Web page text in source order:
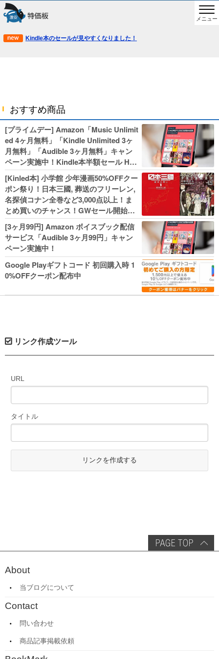
メニュー
Kindle本のセールが見やすくなりました！
おすすめ商品
[プライムデー] Amazon「Music Unlimit
ed 4ヶ月無料」「Kindle Unlimited 3ヶ
月無料」「Audible 3ヶ月無料」キャン
ペーン実施中！Kindle本半額セール HU
NTER×HUNTERなど集英社、無職転生,
幼女戦記などKADOKAWA、キャプテン
翼100円セールも！
[Kinled本] 小学館 少年漫画50%OFFクー
ポン祭り！日本三國, 葬送のフリーレン,
名探偵コナン全巻など3,000点以上！ま
とめ買いのチャンス！GWセール開始！
人気コミック多数 カドカワ祭やIT関連本
がセールに！
[3ヶ月99円] Amazon ボイスブック配信
サービス「Audible 3ヶ月99円」キャン
ペーン実施中！
Google Playギフトコード 初回購入時 1
0%OFFクーポン配布中
リンク作成ツール
URL
タイトル
リンクを作成する
About
当ブログについて
Contact
問い合わせ
商品記事掲載依頼